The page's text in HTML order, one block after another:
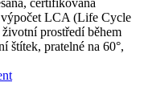
certifikovaná
výpočet LCA (Life Cycle
prostředí během
štítek, pratelné na 60°,